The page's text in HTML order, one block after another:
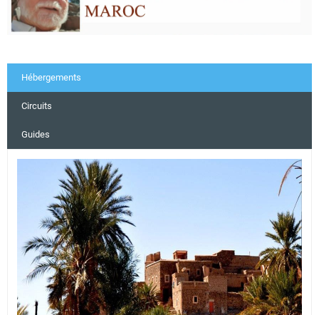
Hébergements
Circuits
Guides